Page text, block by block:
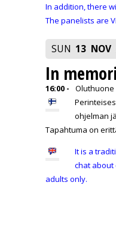
In addition, there
The panelists are
SUN 13 NOV
In
16:00 -
Oluthuone
ohjelman
Tapahtuma on
It is a
chat about
adults only.